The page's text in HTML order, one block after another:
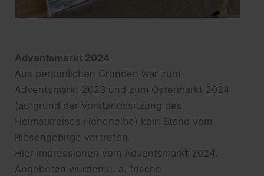
Adventsmarkt 2024
Aus persönlichen Gründen war zum
Adventsmarkt 2023 und zum Ostermarkt 2024
(aufgrund der Vorstandssitzung des
Heimatkreises Hohenelbe) kein Stand vom
Riesengebirge vertreten.
Hier Impressionen vom Adventsmarkt 2024.
Angeboten wurden u. a. frische